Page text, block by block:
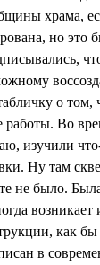
храма,
но это
о том,
работы. Во
изучили
Ну там
не было.
возникает
как
в